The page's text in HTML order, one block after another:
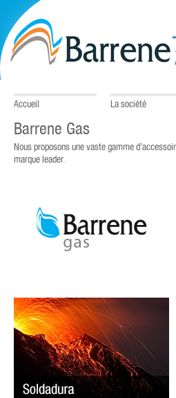
Accueil La société
Barrene Gas
Nous proposons une vaste gamme
marque leader.